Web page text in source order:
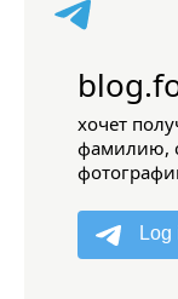
хочет
фамилию,